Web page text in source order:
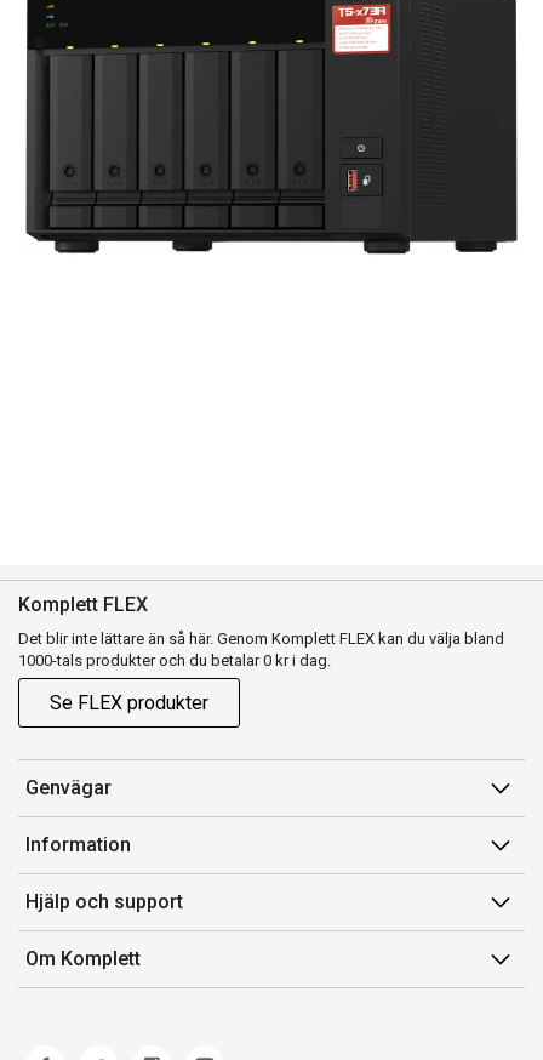
Komplett FLEX
Det blir inte lättare än så här. Genom Komplett FLEX kan du välja bland
1000-tals produkter och du betalar 0 kr i dag.
Se FLEX produkter
Genvägar
Konto
Orderhistorik
Presentkort
Komplett Club
Information
Försäljningsvillkor
Medlemsvillkor for Komplett Club
Lediga tjänster
Hjälp och support
Kontakta oss
Kundservice
Om Komplett